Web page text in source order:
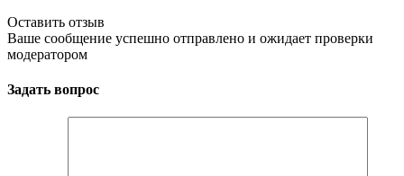
Оставить отзыв
Ваше сообщение успешно отправлено и ожидает проверки
модератором
Задать вопрос